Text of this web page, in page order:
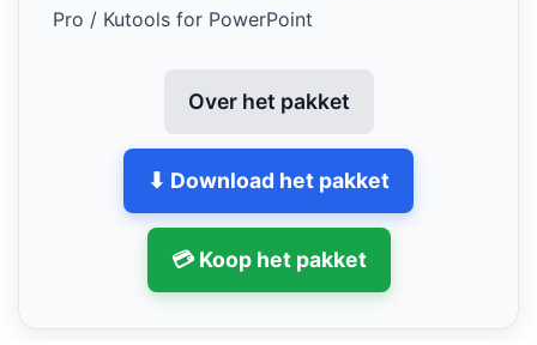
Pro / Kutools for PowerPoint
Over het pakket
⬇ Download het pakket
💳 Koop het pakket